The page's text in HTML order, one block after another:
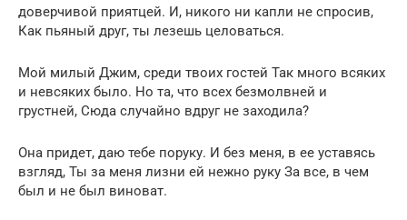
доверчивой приятцей. И, никого ни капли не спросив,
Как пьяный друг, ты лезешь целоваться.
Мой милый Джим, среди твоих гостей Так много всяких
и невсяких было. Но та, что всех безмолвней и
грустней, Сюда случайно вдруг не заходила?
Она придет, даю тебе поруку. И без меня, в ее уставясь
взгляд, Ты за меня лизни ей нежно руку За все, в чем
был и не был виноват.